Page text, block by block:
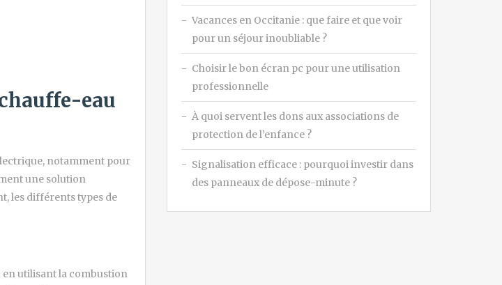
eau
notamment pour
une solution
les différents types de
en utilisant la combustion
Vacances en Occitanie : que faire et que voir
pour un séjour inoubliable ?
Choisir le bon écran pc pour une utilisation
professionnelle
À quoi servent les dons aux associations de
protection de l’enfance ?
Signalisation efficace : pourquoi investir dans
des panneaux de dépose-minute ?